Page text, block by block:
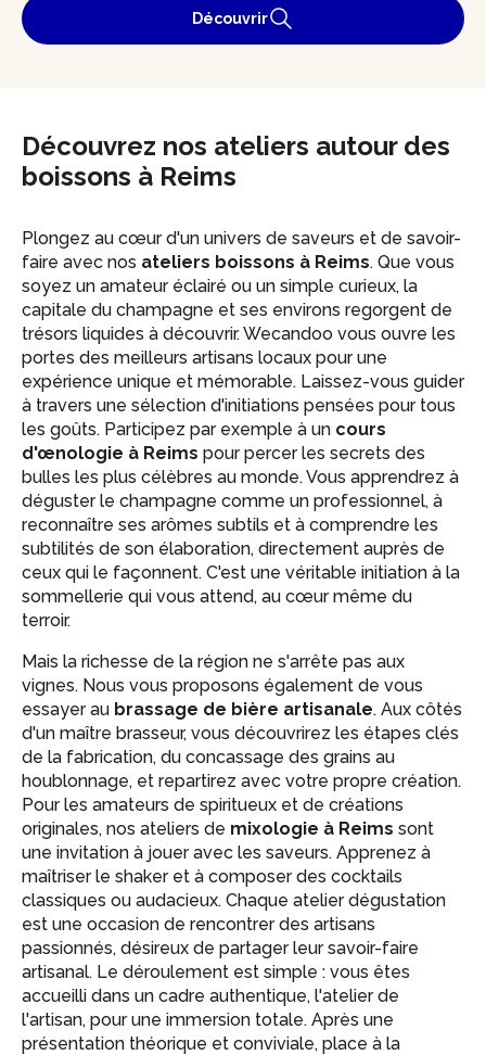
Découvrir
Découvrez nos ateliers autour des
boissons à Reims
Plongez au cœur d'un univers de saveurs et de savoir-
faire avec nos ateliers boissons à Reims. Que vous
soyez un amateur éclairé ou un simple curieux, la
capitale du champagne et ses environs regorgent de
trésors liquides à découvrir. Wecandoo vous ouvre les
portes des meilleurs artisans locaux pour une
expérience unique et mémorable. Laissez-vous guider
à travers une sélection d'initiations pensées pour tous
les goûts. Participez par exemple à un cours
d'œnologie à Reims pour percer les secrets des
bulles les plus célèbres au monde. Vous apprendrez à
déguster le champagne comme un professionnel, à
reconnaître ses arômes subtils et à comprendre les
subtilités de son élaboration, directement auprès de
ceux qui le façonnent. C'est une véritable initiation à la
sommellerie qui vous attend, au cœur même du
terroir.
Mais la richesse de la région ne s'arrête pas aux
vignes. Nous vous proposons également de vous
essayer au brassage de bière artisanale. Aux côtés
d'un maître brasseur, vous découvrirez les étapes clés
de la fabrication, du concassage des grains au
houblonnage, et repartirez avec votre propre création.
Pour les amateurs de spiritueux et de créations
originales, nos ateliers de mixologie à Reims sont
une invitation à jouer avec les saveurs. Apprenez à
maîtriser le shaker et à composer des cocktails
classiques ou audacieux. Chaque atelier dégustation
est une occasion de rencontrer des artisans
passionnés, désireux de partager leur savoir-faire
artisanal. Le déroulement est simple : vous êtes
accueilli dans un cadre authentique, l'atelier de
l'artisan, pour une immersion totale. Après une
présentation théorique et conviviale, place à la